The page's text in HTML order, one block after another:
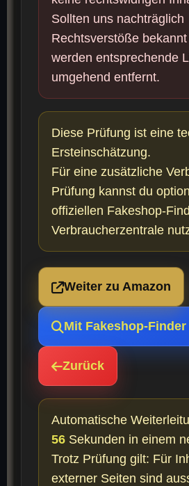
Sollten uns nachträglich
Rechtsverstöße
werden entsprechende
umgehend entfernt.
Diese Prüfung ist eine
Ersteinschätzung.
Für eine zusätzliche
Prüfung kannst du
offiziellen Fakeshop-
Verbraucherzentrale
Weiter zu Amazon
Mit Fakeshop-
Zurück
Automatische
56 Sekunden in einem
Trotz Prüfung gilt: Für
externer Seiten sind